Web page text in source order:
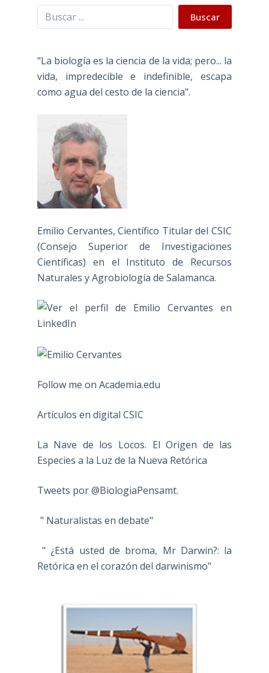
Buscar Buscar
"La biología es la ciencia de la vida; pero... la
vida, impredecible e indefinible, escapa
como agua del cesto de la ciencia".
Emilio Cervantes, Científico Titular del CSIC
(Consejo Superior de Investigaciones
Científicas) en el Instituto de Recursos
Naturales y Agrobiología de Salamanca.
Follow me on Academia.edu
Artículos en digital CSIC
La Nave de los Locos. El Origen de las
Especies a la Luz de la Nueva Retórica
Tweets por @BiologiaPensamt.
" Naturalistas en debate"
" ¿Está usted de broma, Mr Darwin?: la
Retórica en el corazón del darwinismo"